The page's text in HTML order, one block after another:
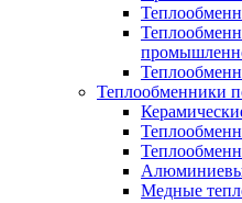
Теплообменники
Медные